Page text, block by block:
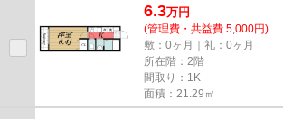
6.3万円
(管理費・共益費 5,000円)
敷：0ヶ月｜礼：0ヶ月
所在階：2階
間取り：1K
面積：21.29㎡